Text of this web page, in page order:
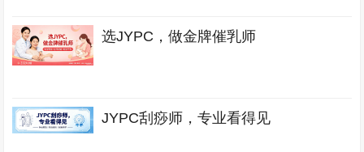
选JYPC，做金牌催乳师
JYPC刮痧师，专业看得见